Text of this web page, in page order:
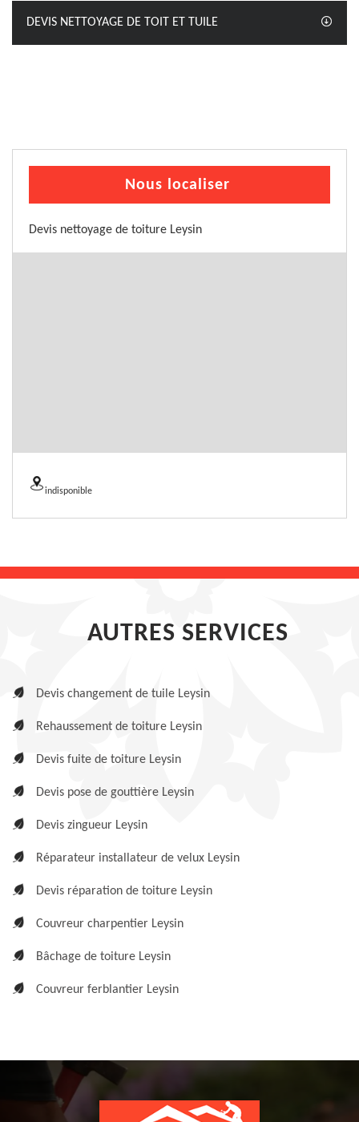
DEVIS NETTOYAGE DE TOIT ET TUILE
Nous localiser
Devis nettoyage de toiture Leysin
indisponible
AUTRES SERVICES
Devis changement de tuile Leysin
Rehaussement de toiture Leysin
Devis fuite de toiture Leysin
Devis pose de gouttière Leysin
Devis zingueur Leysin
Réparateur installateur de velux Leysin
Devis réparation de toiture Leysin
Couvreur charpentier Leysin
Bâchage de toiture Leysin
Couvreur ferblantier Leysin